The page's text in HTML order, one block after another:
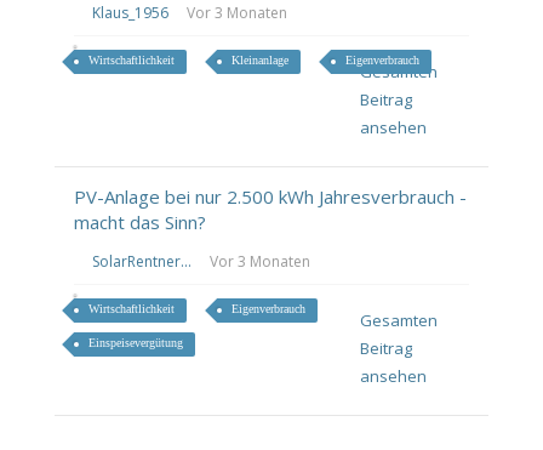
Klaus_1956 Vor 3 Monaten
Wirtschaftlichkeit Kleinanlage Eigenverbrauch
Gesamten
Beitrag
ansehen
PV-Anlage bei nur 2.500 kWh Jahresverbrauch -
macht das Sinn?
SolarRentner... Vor 3 Monaten
Wirtschaftlichkeit Eigenverbrauch
Einspeisevergütung
Gesamten
Beitrag
ansehen